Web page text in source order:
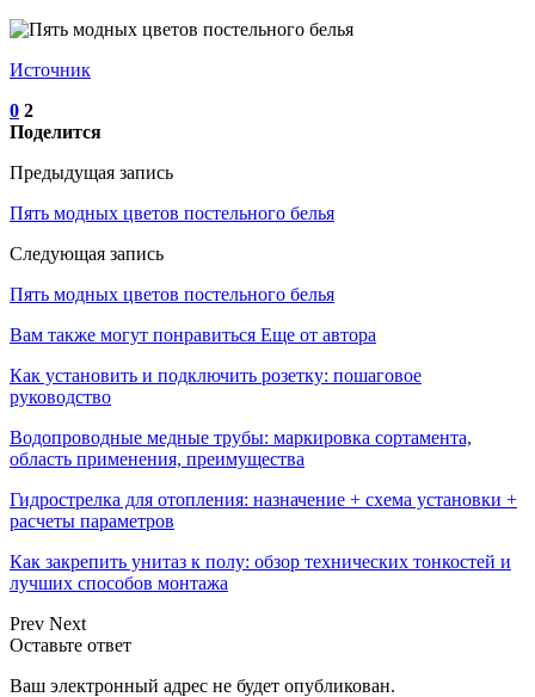
Источник
0 2
Поделится
Предыдущая запись
Пять модных цветов постельного белья
Следующая запись
Пять модных цветов постельного белья
Вам также могут понравиться Еще от автора
Как установить и подключить розетку: пошаговое
руководство
Водопроводные медные трубы: маркировка сортамента,
область применения, преимущества
Гидрострелка для отопления: назначение + схема установки +
расчеты параметров
Как закрепить унитаз к полу: обзор технических тонкостей и
лучших способов монтажа
Prev Next
Оставьте ответ
Ваш электронный адрес не будет опубликован.